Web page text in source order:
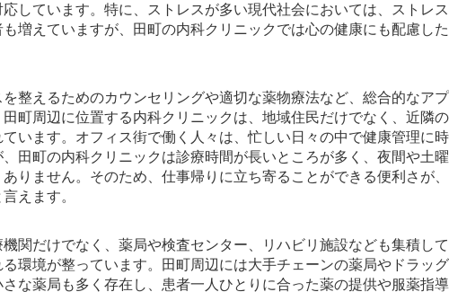
しています。特に、ストレスが多い現代社会においては、ストレ
増えていますが、田町の内科クリニックでは心の健康にも配慮し
整えるためのカウンセリングや適切な薬物療法など、総合的なア
田町周辺に位置する内科クリニックは、地域住民だけでなく、近隣
います。オフィス街で働く人々は、忙しい日々の中で健康管理に
田町の内科クリニックは診療時間が長いところが多く、夜間や土
りません。そのため、仕事帰りに立ち寄ることができる便利さが
えます。
関だけでなく、薬局や検査センター、リハビリ施設なども集積し
環境が整っています。田町周辺には大手チェーンの薬局やドラッ
な薬局も多く存在し、患者一人ひとりに合った薬の提供や服薬指